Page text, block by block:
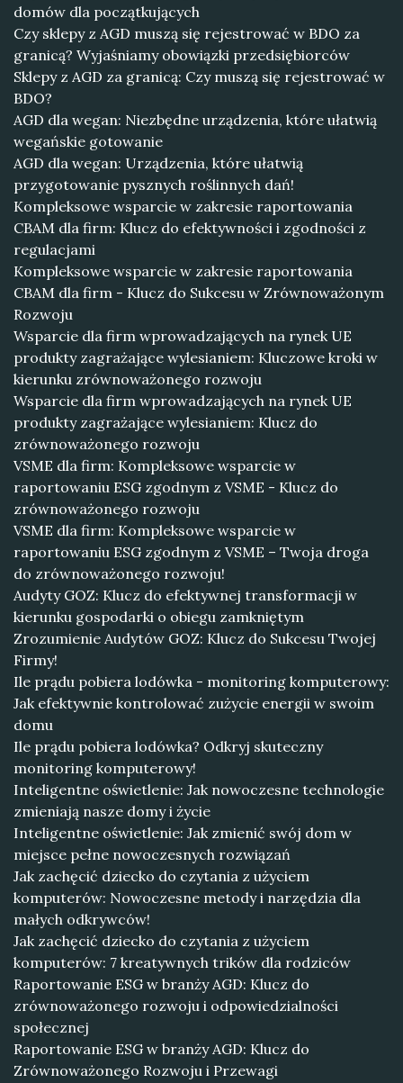
domów dla początkujących
Czy sklepy z AGD muszą się rejestrować w BDO za
granicą? Wyjaśniamy obowiązki przedsiębiorców
Sklepy z AGD za granicą: Czy muszą się rejestrować w
BDO?
AGD dla wegan: Niezbędne urządzenia, które ułatwią
wegańskie gotowanie
AGD dla wegan: Urządzenia, które ułatwią
przygotowanie pysznych roślinnych dań!
Kompleksowe wsparcie w zakresie raportowania
CBAM dla firm: Klucz do efektywności i zgodności z
regulacjami
Kompleksowe wsparcie w zakresie raportowania
CBAM dla firm - Klucz do Sukcesu w Zrównoważonym
Rozwoju
Wsparcie dla firm wprowadzających na rynek UE
produkty zagrażające wylesianiem: Kluczowe kroki w
kierunku zrównoważonego rozwoju
Wsparcie dla firm wprowadzających na rynek UE
produkty zagrażające wylesianiem: Klucz do
zrównoważonego rozwoju
VSME dla firm: Kompleksowe wsparcie w
raportowaniu ESG zgodnym z VSME - Klucz do
zrównoważonego rozwoju
VSME dla firm: Kompleksowe wsparcie w
raportowaniu ESG zgodnym z VSME – Twoja droga
do zrównoważonego rozwoju!
Audyty GOZ: Klucz do efektywnej transformacji w
kierunku gospodarki o obiegu zamkniętym
Zrozumienie Audytów GOZ: Klucz do Sukcesu Twojej
Firmy!
Ile prądu pobiera lodówka - monitoring komputerowy:
Jak efektywnie kontrolować zużycie energii w swoim
domu
Ile prądu pobiera lodówka? Odkryj skuteczny
monitoring komputerowy!
Inteligentne oświetlenie: Jak nowoczesne technologie
zmieniają nasze domy i życie
Inteligentne oświetlenie: Jak zmienić swój dom w
miejsce pełne nowoczesnych rozwiązań
Jak zachęcić dziecko do czytania z użyciem
komputerów: Nowoczesne metody i narzędzia dla
małych odkrywców!
Jak zachęcić dziecko do czytania z użyciem
komputerów: 7 kreatywnych trików dla rodziców
Raportowanie ESG w branży AGD: Klucz do
zrównoważonego rozwoju i odpowiedzialności
społecznej
Raportowanie ESG w branży AGD: Klucz do
Zrównoważonego Rozwoju i Przewagi